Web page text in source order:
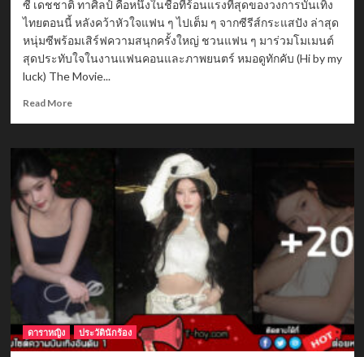
ซี เดชชาติ ทาศิลป์ คือหนึ่งในชื่อที่ร้อนแรงที่สุดของวงการบันเทิง
ไทยตอนนี้ หลังคว้าหัวใจแฟน ๆ ไปเต็ม ๆ จากซีรีส์กระแสปัง ล่าสุด
หนุ่มซีพร้อมเสิร์ฟความสนุกครั้งใหญ่ ชวนแฟน ๆ มาร่วมโมเมนต์
สุดประทับใจในงานแฟนคอนและภาพยนตร์ หมอดูทักคับ (Hi by my
luck) The Movie...
Read MoreRead
ซี
ศิลป์
ฮอต
ไม่
หยุด
แฟน
คอน
ใหญ่
หมอดู
ทัก
คับ
ดาราหญิง ประวัตินักร้อง